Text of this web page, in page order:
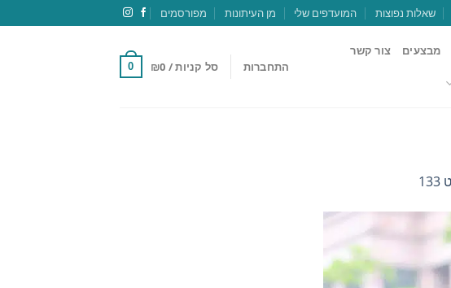
שאלות נפוצות המועדפים שלי מן העיתונות מפורסמים
מבצעים צור קשר
התחברות סל קניות / ₪0
0